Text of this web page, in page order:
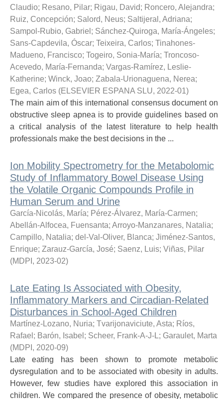
Claudio; Resano, Pilar; Rigau, David; Roncero, Alejandra;
Ruiz, Concepción; Salord, Neus; Saltijeral, Adriana;
Sampol-Rubio, Gabriel ; Sánchez-Quiroga, María-Ángeles;
Sans-Capdevila, Óscar; Teixeira, Carlos; Tinahones-
Madueno, Francisco; Togeiro, Sonia-María; Troncoso-
Acevedo, María-Fernanda; Vargas-Ramírez, Leslie-
Katherine; Winck, Joao; Zabala-Urionaguena, Nerea;
Egea, Carlos (ELSEVIER ESPANA SLU, 2022-01)
The main aim of this international consensus document on
obstructive sleep apnea is to provide guidelines based on
a critical analysis of the latest literature to help health
professionals make the best decisions in the ...
Ion Mobility Spectrometry for the Metabolomic
Study of Inflammatory Bowel Disease Using
the Volatile Organic Compounds Profile in
Human Serum and Urine
García-Nicolás, María; Pérez-Álvarez, María-Carmen;
Abellán-Alfocea, Fuensanta; Arroyo-Manzanares, Natalia;
Campillo, Natalia; del-Val-Oliver, Blanca; Jiménez-Santos,
Enrique; Zarauz-García, José; Saenz, Luis; Viñas, Pilar
(MDPI , 2023-02)
Late Eating Is Associated with Obesity,
Inflammatory Markers and Circadian-Related
Disturbances in School-Aged Children
Martínez-Lozano, Nuria; Tvarijonaviciute, Asta; Ríos,
Rafael ; Barón, Isabel ; Scheer, Frank-A-J-L; Garaulet, Marta
(MDPI , 2020-09)
Late eating has been shown to promote metabolic
dysregulation and to be associated with obesity in adults.
However, few studies have explored this association in
children. We compared the presence of obesity, metabolic